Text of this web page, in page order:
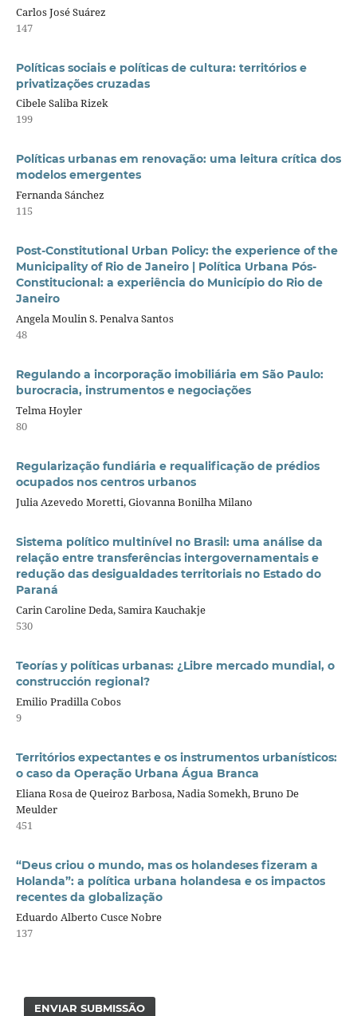
Carlos José Suárez
147
Políticas sociais e políticas de cultura: territórios e
privatizações cruzadas
Cibele Saliba Rizek
199
Políticas urbanas em renovação: uma leitura crítica dos
modelos emergentes
Fernanda Sánchez
115
Post-Constitutional Urban Policy: the experience of the
Municipality of Rio de Janeiro | Política Urbana Pós-
Constitucional: a experiência do Município do Rio de
Janeiro
Angela Moulin S. Penalva Santos
48
Regulando a incorporação imobiliária em São Paulo:
burocracia, instrumentos e negociações
Telma Hoyler
80
Regularização fundiária e requalificação de prédios
ocupados nos centros urbanos
Julia Azevedo Moretti, Giovanna Bonilha Milano
Sistema político multinível no Brasil: uma análise da
relação entre transferências intergovernamentais e
redução das desigualdades territoriais no Estado do
Paraná
Carin Caroline Deda, Samira Kauchakje
530
Teorías y políticas urbanas: ¿Libre mercado mundial, o
construcción regional?
Emilio Pradilla Cobos
9
Territórios expectantes e os instrumentos urbanísticos:
o caso da Operação Urbana Água Branca
Eliana Rosa de Queiroz Barbosa, Nadia Somekh, Bruno De
Meulder
451
“Deus criou o mundo, mas os holandeses fizeram a
Holanda”: a política urbana holandesa e os impactos
recentes da globalização
Eduardo Alberto Cusce Nobre
137
ENVIAR SUBMISSÃO